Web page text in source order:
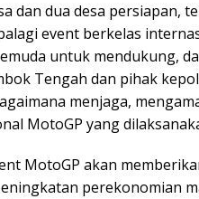
dan dua desa
event berkelas
untuk mendukung,
Tengah dan pihak
menjaga,
MotoGP yang
MotoGP akan
perekonomian